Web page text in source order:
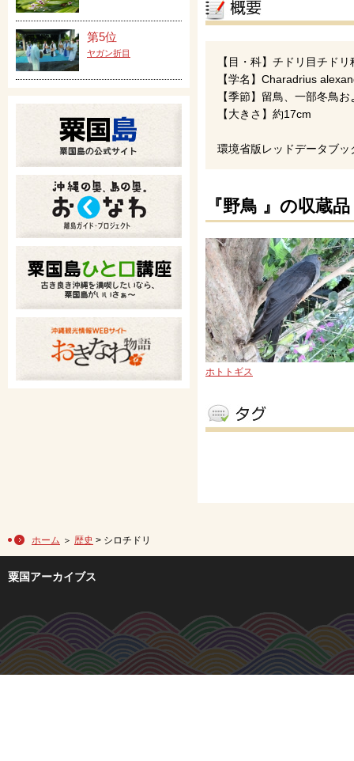
【目・科】チドリ目チドリ
【学名】Charadrius
【季節】留鳥、一部冬鳥
【大きさ】約17cm
環境省版レッドデータブ
『野鳥 』の収蔵品
ホトトギス
第5位
ヤガン折目
ホーム ＞ 歴史 > シロチドリ
粟国アーカイブス